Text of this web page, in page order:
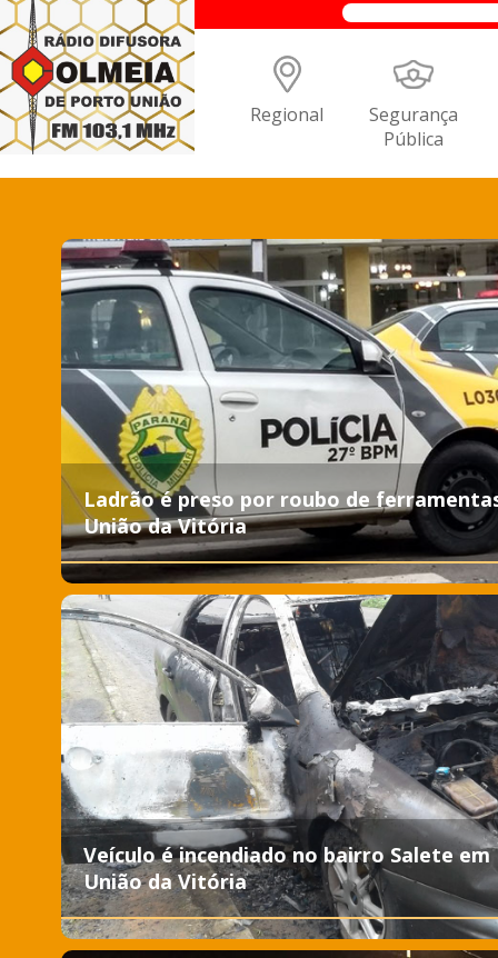
Regional Segurança
Pública
Ladrão é preso por roubo de
União da Vitória
Veículo é incendiado no bairro Salete em
União da Vitória